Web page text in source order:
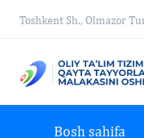
Toshkent Sh., Olmazor
Bosh sahifa